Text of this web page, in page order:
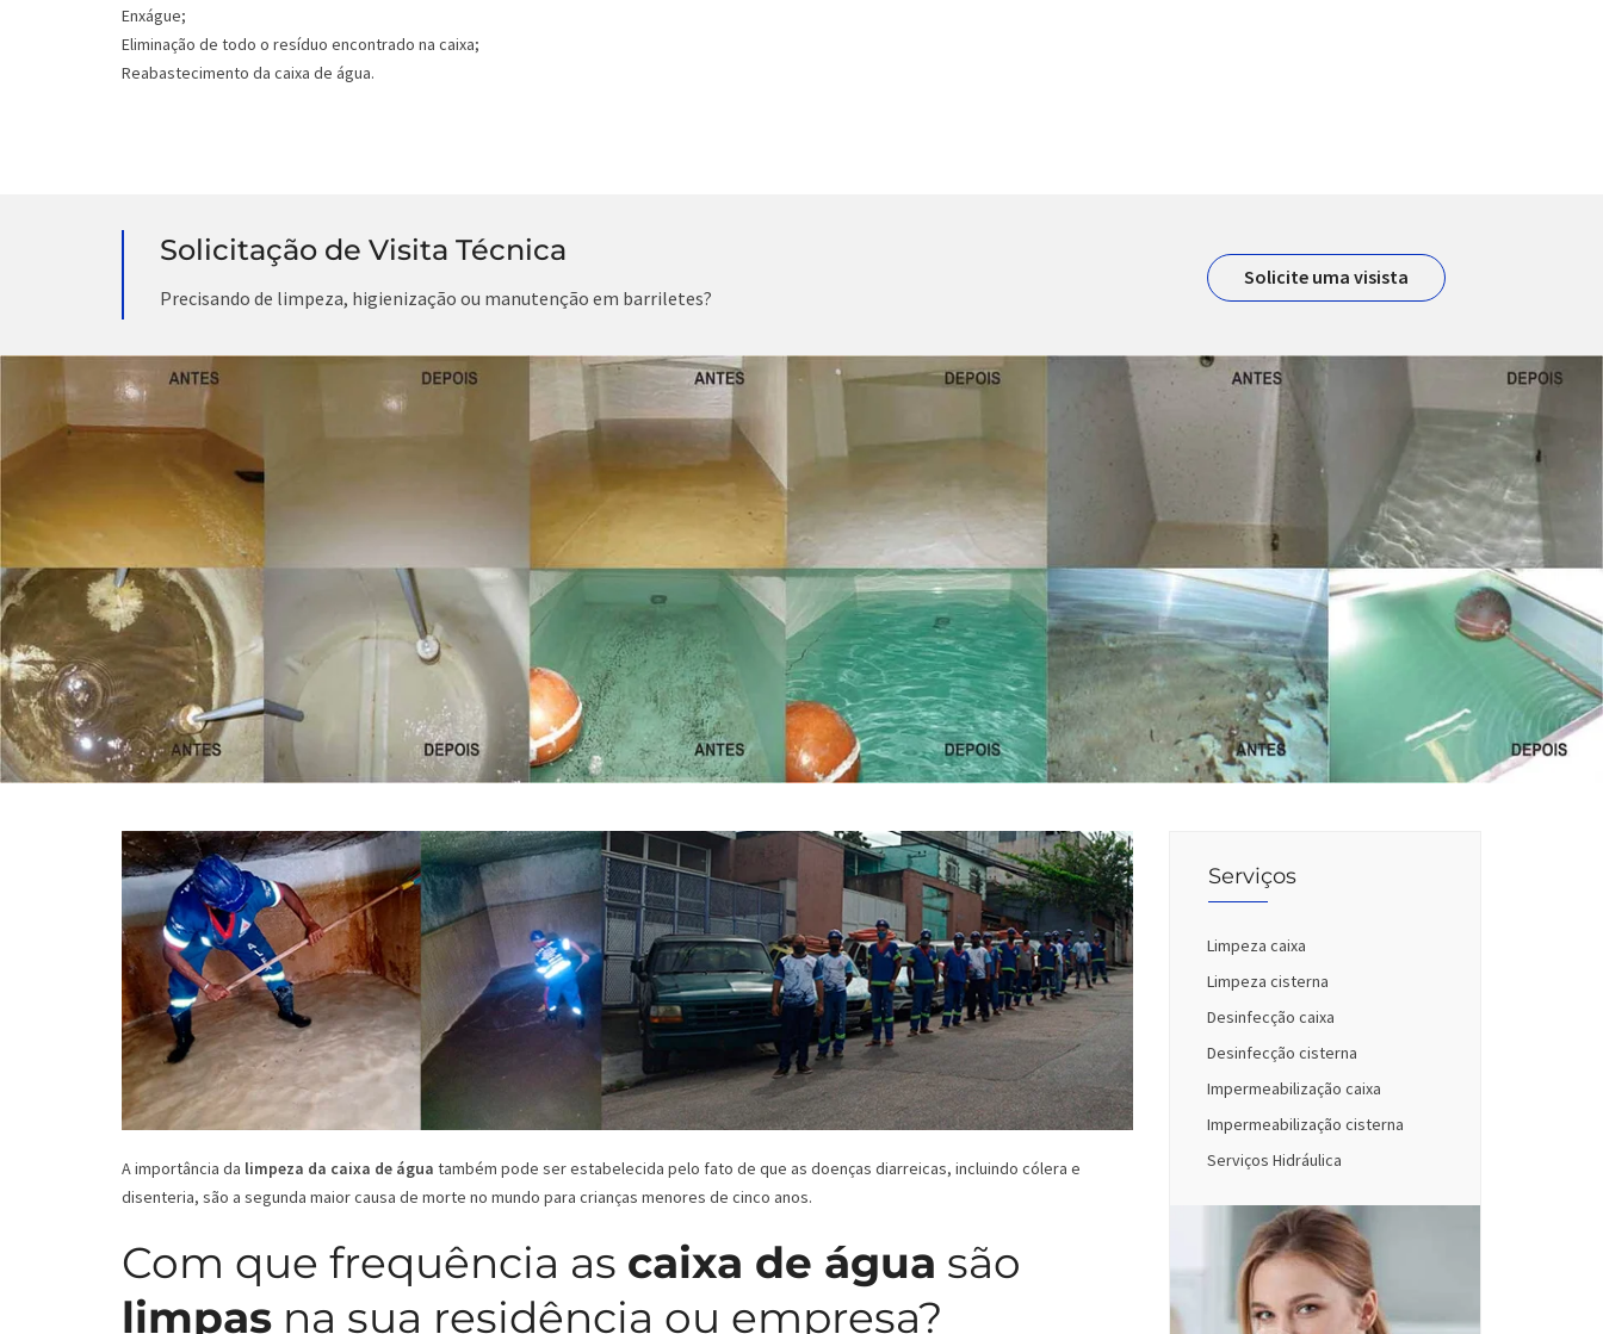
Enxágue;
Eliminação de todo o resíduo encontrado na caixa;
Reabastecimento da caixa de água.
Solicitação de Visita Técnica
Precisando de limpeza, higienização ou manutenção em barriletes?
Solicite uma visista
Serviços
Limpeza caixa
Limpeza cisterna
Desinfecção caixa
Desinfecção cisterna
Impermeabilização caixa
Impermeabilização cisterna
Serviços Hidráulica
A importância da limpeza da caixa de água também pode ser estabelecida pelo fato de que as doenças diarreicas, incluindo cólera e
disenteria, são a segunda maior causa de morte no mundo para crianças menores de cinco anos.
Com que frequência as caixa de água são
limpas na sua residência ou empresa?